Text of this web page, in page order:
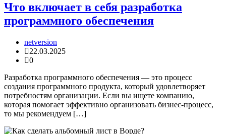
Что включает в себя разработка
программного обеспечения
netversion
22.03.2025
0
Разработка программного обеспечения — это процесс
создания программного продукта, который удовлетворяет
потребностям организации. Если вы ищете компанию,
которая помогает эффективно организовать бизнес-процесс,
то мы рекомендуем […]